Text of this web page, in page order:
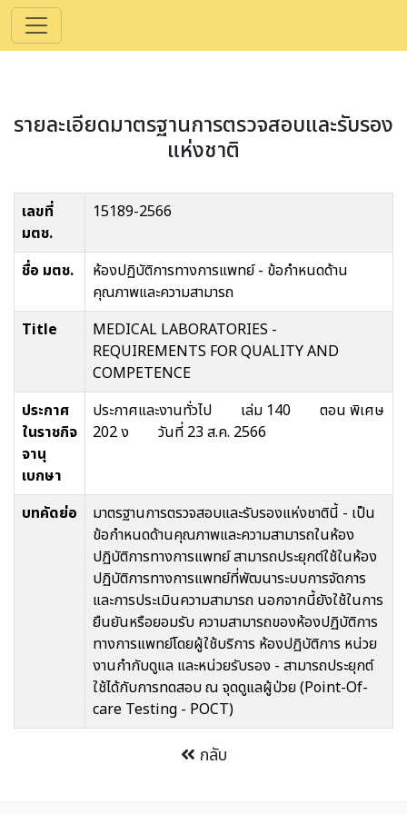
รายละเอียดมาตรฐานการตรวจสอบและรับรอง
แห่งชาติ
เลขที่
มตช.
15189-2566
ชื่อ มตช.
ห้องปฏิบัติการทางการแพทย์ - ข้อกำหนดด้าน
คุณภาพและความสามารถ
Title
MEDICAL LABORATORIES -
REQUIREMENTS FOR QUALITY AND
COMPETENCE
ประกาศ
ในราชกิจ
จานุ
เบกษา
ประกาศและงานทั่วไป เล่ม 140 ตอน พิเศษ
202 ง วันที่ 23 ส.ค. 2566
บทคัดย่อ
มาตรฐานการตรวจสอบและรับรองแห่งชาตินี้ - เป็น
ข้อกำหนดด้านคุณภาพและความสามารถในห้อง
ปฏิบัติการทางการแพทย์ สามารถประยุกต์ใช้ในห้อง
ปฏิบัติการทางการแพทย์ที่พัฒนาระบบการจัดการ
และการประเมินความสามารถ นอกจากนี้ยังใช้ในการ
ยืนยันหรือยอมรับ ความสามารถของห้องปฏิบัติการ
ทางการแพทย์โดยผู้ใช้บริการ ห้องปฏิบัติการ หน่วย
งานกำกับดูแล และหน่วยรับรอง - สามารถประยุกต์
ใช้ได้กับการทดสอบ ณ จุดดูแลผู้ป่วย (Point-Of-
care Testing - POCT)
กลับ